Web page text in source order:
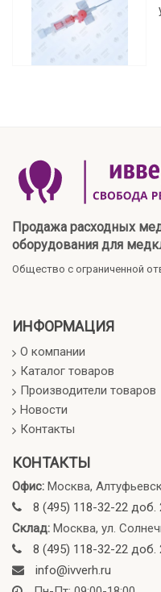
Продажа расходных
оборудования для
Общество с ограниченной
ИНФОРМАЦИЯ
О компании
Каталог товаров
Производители товаров
Новости
Контакты
КОНТАКТЫ
Офис: Москва,
8 (495) 118-32-22 доб.
Склад: Москва, ул.
8 (495) 118-32-22 доб.
info@ivverh.ru